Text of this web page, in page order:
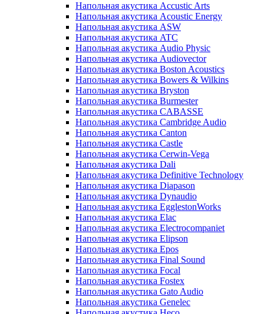
Напольная акустика Accustic Arts
Напольная акустика Acoustic Energy
Напольная акустика ASW
Напольная акустика ATC
Напольная акустика Audio Physic
Напольная акустика Audiovector
Напольная акустика Boston Acoustics
Напольная акустика Bowers & Wilkins
Напольная акустика Bryston
Напольная акустика Burmester
Напольная акустика CABASSE
Напольная акустика Cambridge Audio
Напольная акустика Canton
Напольная акустика Castle
Напольная акустика Cerwin-Vega
Напольная акустика Dali
Напольная акустика Definitive Technology
Напольная акустика Diapason
Напольная акустика Dynaudio
Напольная акустика EgglestonWorks
Напольная акустика Elac
Напольная акустика Electrocompaniet
Напольная акустика Elipson
Напольная акустика Epos
Напольная акустика Final Sound
Напольная акустика Focal
Напольная акустика Fostex
Напольная акустика Gato Audio
Напольная акустика Genelec